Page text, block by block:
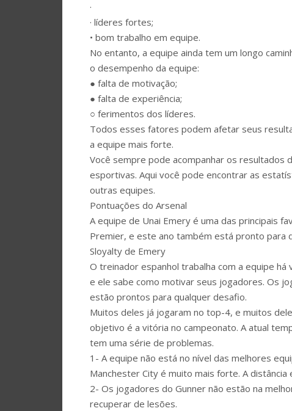
·
· líderes fortes;
• bom trabalho em equipe.
No entanto, a equipe ainda tem um longo
o desempenho da equipe:
● falta de motivação;
● falta de experiência;
○ ferimentos dos líderes.
Todos esses fatores podem afetar seus
a equipe mais forte.
Você sempre pode acompanhar os resultados
esportivas. Aqui você pode encontrar as
outras equipes.
Pontuações do Arsenal
A equipe de Unai Emery é uma das principais
Premier, e este ano também está pronto para
Sloyalty de Emery
O treinador espanhol trabalha com a equipe
e ele sabe como motivar seus jogadores. Os
estão prontos para qualquer desafio.
Muitos deles já jogaram no top-4, e muitos
objetivo é a vitória no campeonato. A atual
tem uma série de problemas.
1- A equipe não está no nível das melhores
Manchester City é muito mais forte. A
2- Os jogadores do Gunner não estão na
recuperar de lesões.